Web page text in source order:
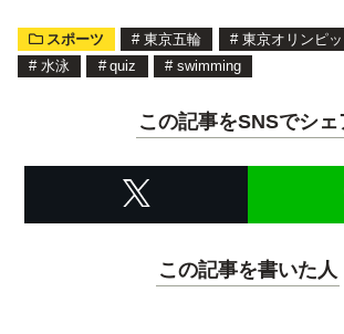
スポーツ # 東京五輪 # 東京オリンピッ
# 水泳 # quiz # swimming
この記事をSNSでシェ
この記事を書いた人